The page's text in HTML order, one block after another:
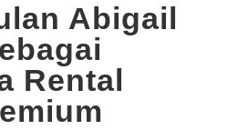
Abigail
Rental